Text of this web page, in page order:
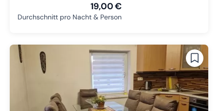
19,00 €
Durchschnitt pro Nacht & Person